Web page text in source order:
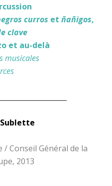
curros et ñañigos,
clave
et au-delà
musicales
Conseil Général de la
2013